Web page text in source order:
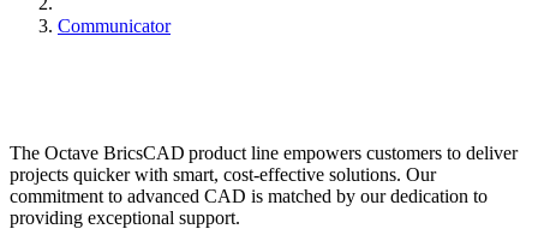
Communicator
The Octave BricsCAD product line empowers customers to deliver
projects quicker with smart, cost-effective solutions. Our
commitment to advanced CAD is matched by our dedication to
providing exceptional support.